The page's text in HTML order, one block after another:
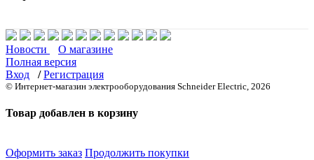
Новости
О магазине
Полная версия
Вход
/ Регистрация
© Интернет-магазин электрооборудования Schneider Electric, 2026
Товар добавлен в корзину
Оформить заказ Продолжить покупки